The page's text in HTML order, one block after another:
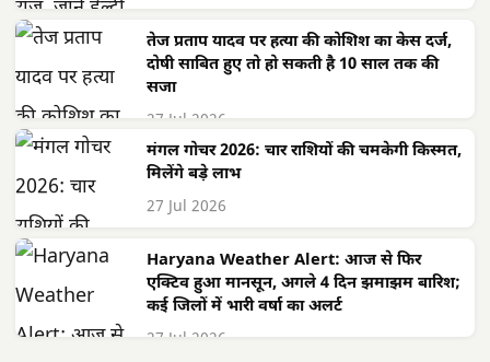
तेज प्रताप यादव पर हत्या की कोशिश का केस दर्ज,
दोषी साबित हुए तो हो सकती है 10 साल तक की
सजा
27 Jul 2026
मंगल गोचर 2026: चार राशियों की चमकेगी किस्मत,
मिलेंगे बड़े लाभ
27 Jul 2026
Haryana Weather Alert: आज से फिर
एक्टिव हुआ मानसून, अगले 4 दिन झमाझम बारिश;
कई जिलों में भारी वर्षा का अलर्ट
27 Jul 2026